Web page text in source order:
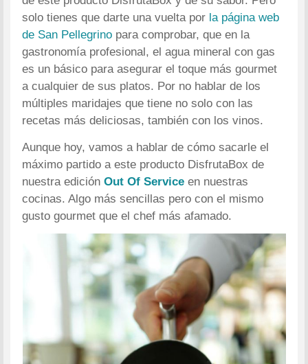
solo tienes que darte una vuelta por la página web
de San Pellegrino para comprobar, que en la
gastronomía profesional, el agua mineral con gas
es un básico para asegurar el toque más gourmet
a cualquier de sus platos. Por no hablar de los
múltiples maridajes que tiene no solo con las
recetas más deliciosas, también con los vinos.
Aunque hoy, vamos a hablar de cómo sacarle el
máximo partido a este producto DisfrutaBox de
nuestra ediciónOut Of Service en nuestras
cocinas. Algo más sencillas pero con el mismo
gusto gourmet que el chef más afamado.